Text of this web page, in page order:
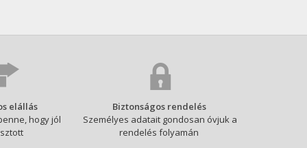
elállás
hogy jól
Biztonságos rendelés
Személyes adatait gondosan óvjuk a
rendelés folyamán